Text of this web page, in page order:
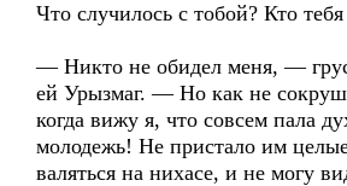
Что случилось с тобой? Кто
— Никто не обидел меня, —
ей Урызмаг. — Но как не
когда вижу я, что совсем пала
молодежь! Не пристало им
валяться на нихасе, и не могу